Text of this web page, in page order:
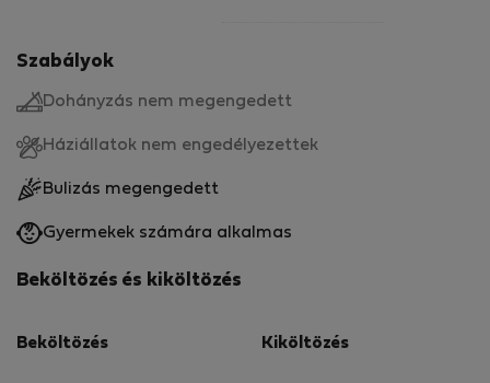
Szabályok
Dohányzás nem megengedett
Háziállatok nem engedélyezettek
Bulizás megengedett
Gyermekek számára alkalmas
Beköltözés és kiköltözés
Beköltözés Kiköltözés